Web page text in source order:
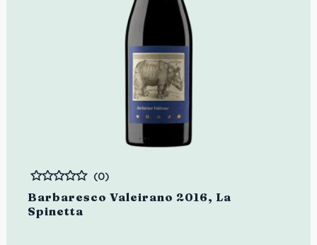
Barbaresco Valeirano 2016, La
Spinetta
Bewertet
(0)